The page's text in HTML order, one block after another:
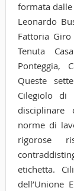
formata
Leonardo
Fattoria
Tenuta
Ponteggia,
Queste
Cilegiolo
disciplinare
norme di
rigorose
etichetta.
dell’Unione